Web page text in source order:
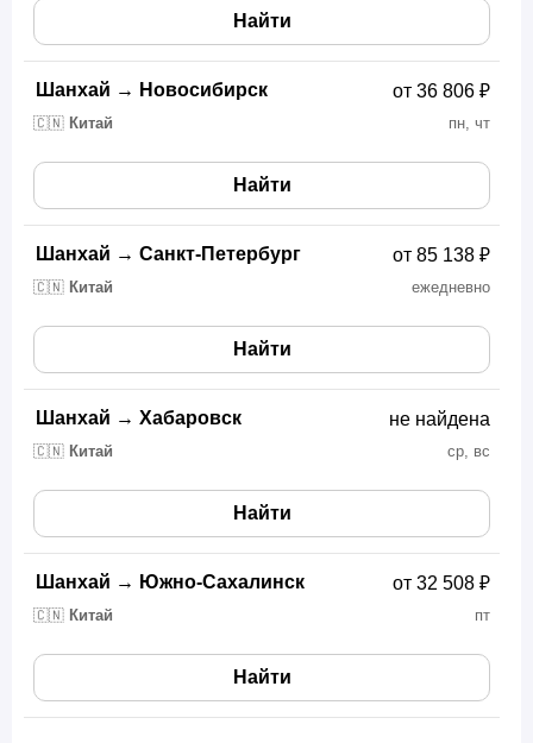
Найти
Шанхай → Новосибирск
🇨🇳 Китай пн, чт
от 36 806 ₽
Найти
Шанхай → Санкт-Петербург
🇨🇳 Китай ежедневно
от 85 138 ₽
Найти
Шанхай → Хабаровск
🇨🇳 Китай ср, вс
не найдена
Найти
Шанхай → Южно-Сахалинск
🇨🇳 Китай пт
от 32 508 ₽
Найти